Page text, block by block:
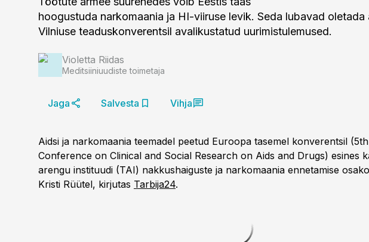
hoogustuda narkomaania ja HI-viiruse levik. Seda lubavad oletada
Vilniuse teaduskonverentsil avalikustatud uurimistulemused.
Violetta Riidas
Meditsiiniuudiste toimetaja
Jaga Salvesta Vihja
Aidsi ja narkomaania teemadel peetud Euroopa tasemel konverentsil
Conference on Clinical and Social Research on Aids and Drugs) esines
arengu instituudi (TAI) nakkushaiguste ja narkomaania ennetamise
Kristi Rüütel, kirjutas Tarbija24.